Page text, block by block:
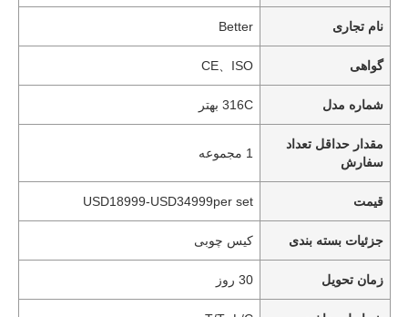
نام تجاری Better
گواهی CE、ISO
شماره مدل 316C بهتر
مقدار حداقل تعداد
سفارش
1 مجموعه
قیمت USD18999-USD34999per set
جزئیات بسته بندی کیس چوبی
زمان تحویل 30 روز